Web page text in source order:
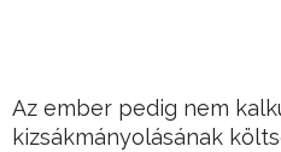
Az ember pedig nem
kizsákmányolásának